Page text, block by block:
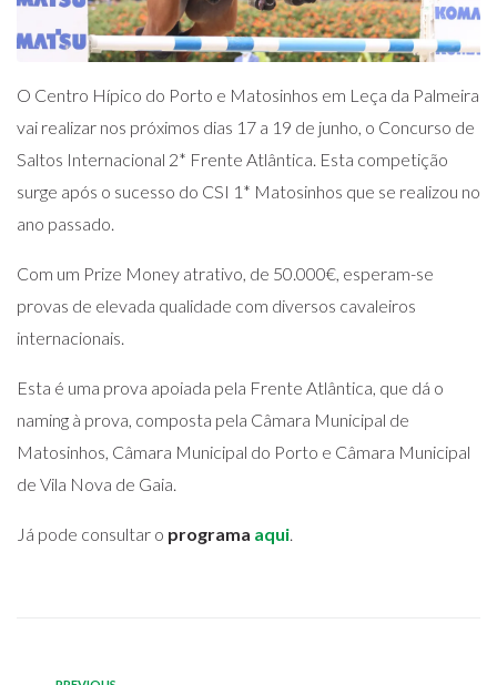
O Centro Hípico do Porto e Matosinhos em Leça da Palmeira
vai realizar nos próximos dias 17 a 19 de junho, o Concurso de
Saltos Internacional 2* Frente Atlântica. Esta competição
surge após o sucesso do CSI 1* Matosinhos que se realizou no
ano passado.
Com um Prize Money atrativo, de 50.000€, esperam-se
provas de elevada qualidade com diversos cavaleiros
internacionais.
Esta é uma prova apoiada pela Frente Atlântica, que dá o
naming à prova, composta pela Câmara Municipal de
Matosinhos, Câmara Municipal do Porto e Câmara Municipal
de Vila Nova de Gaia.
Já pode consultar o programa aqui.